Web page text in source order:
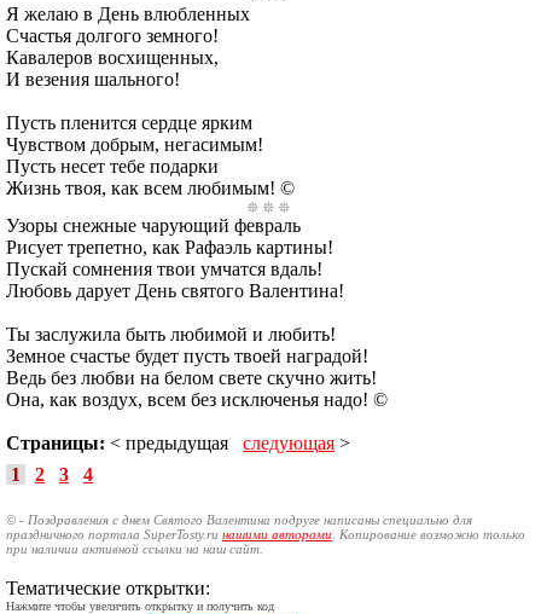
Я желаю в День влюбленных
Счастья долгого земного!
Кавалеров восхищенных,
И везения шального!
Пусть пленится сердце ярким
Чувством добрым, негасимым!
Пусть несет тебе подарки
Жизнь твоя, как всем любимым! ©
Узоры снежные чарующий февраль
Рисует трепетно, как Рафаэль картины!
Пускай сомнения твои умчатся вдаль!
Любовь дарует День святого Валентина!
Ты заслужила быть любимой и любить!
Земное счастье будет пусть твоей наградой!
Ведь без любви на белом свете скучно жить!
Она, как воздух, всем без исключенья надо! ©
Страницы: < предыдущая следующая >
1
2 3 4
© - Поздравления с днем Святого Валентина подруге написаны специально для
праздничного портала SuperTosty.ru нашими авторами . Копирование возможно только
при наличии активной ссылки на наш сайт.
Тематические открытки:
Нажмите чтобы увеличить открытку и получить код